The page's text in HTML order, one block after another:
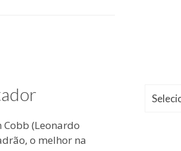
(Leonardo
o melhor na
Arquivos